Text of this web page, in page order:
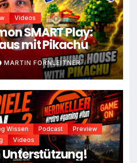
Videos
SMART Play:
mit Pikachu
MARTIN FORNLEITNER
Wissen Podcast
Preview
Videos
Unterstützung!